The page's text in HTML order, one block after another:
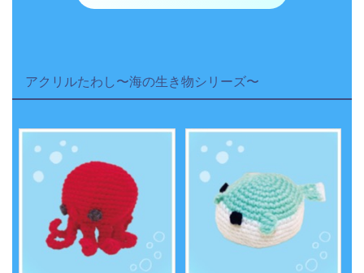
アクリルたわし〜海の生き物シリーズ〜